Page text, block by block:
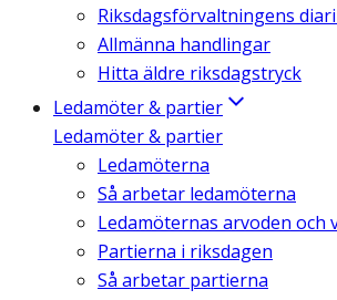
Riksdagsförvaltningens
Allmänna handlingar
Hitta äldre riksdagstryck
Ledamöter & partier
Ledamöter & partier
Ledamöterna
Så arbetar ledamöterna
Ledamöternas arvoden och
Partierna i riksdagen
Så arbetar partierna